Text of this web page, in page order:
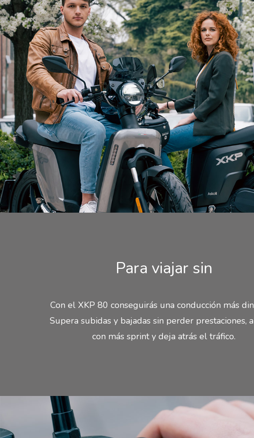
Para viajar sin
Con el XKP 80 conseguirás una conducción más
Supera subidas y bajadas sin perder prestaciones,
con más sprint y deja atrás el tráfico.